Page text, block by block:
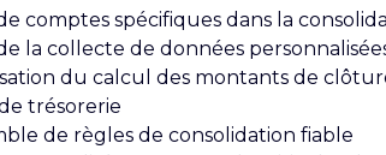
comptes spécifiques dans la
la collecte de données
du calcul des montants de
trésorerie
de règles de consolidation fiable